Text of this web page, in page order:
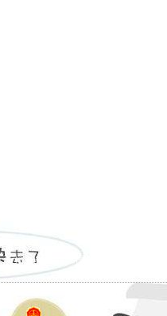
| ag凯发k8国际的产品展示